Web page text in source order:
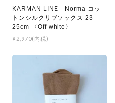
KARMAN LINE - Norma コッ
トンシルクリブソックス 23-
25cm 〈Off white〉
¥2,970(内税)